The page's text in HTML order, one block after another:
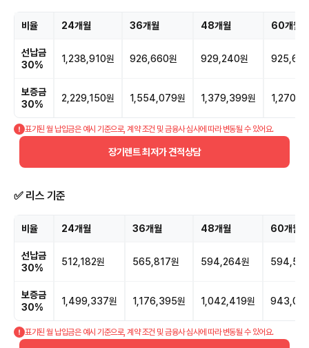
비율 24개월 36개월 48개월 60개월
선납금
30%
1,238,910원 926,660원 929,240원
보증금
30%
2,229,150원 1,554,079원 1,379,399원
표기된 월 납입금은 예시 기준으로, 계약 조건 및 금융사 심사에 따라 변동될 수 있어요.
장기렌트 최저가 견적상담
✅ 리스 기준
비율 24개월 36개월 48개월 60개월
선납금
30%
512,182원 565,817원 594,264원
보증금
30%
1,499,337원 1,176,395원 1,042,419원
표기된 월 납입금은 예시 기준으로, 계약 조건 및 금융사 심사에 따라 변동될 수 있어요.